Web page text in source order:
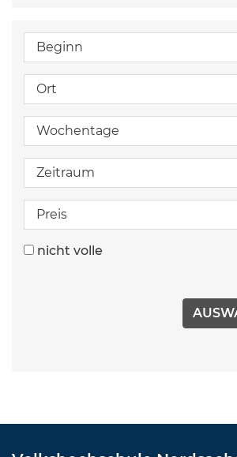
Beginn
Ort
Wochentage
Zeitraum
Preis
nicht volle